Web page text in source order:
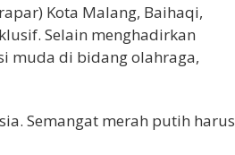
Kota Malang, Baihaqi,
Selain menghadirkan
muda di bidang olahraga,
Semangat merah putih harus